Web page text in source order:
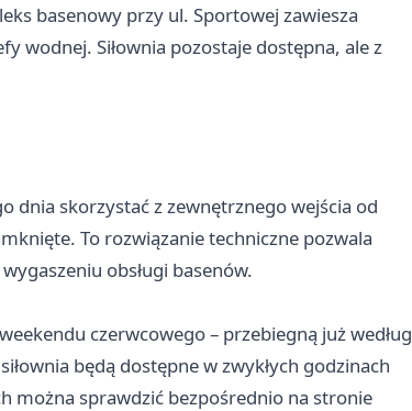
basenowy przy ul. Sportowej zawiesza
wodnej. Siłownia pozostaje dostępna, ale z
dnia skorzystać z zewnętrznego wejścia od
To rozwiązanie techniczne pozwala
obsługi basenów.
czerwcowego – przebiegną już według
będą dostępne w zwykłych godzinach
można sprawdzić bezpośrednio na stronie